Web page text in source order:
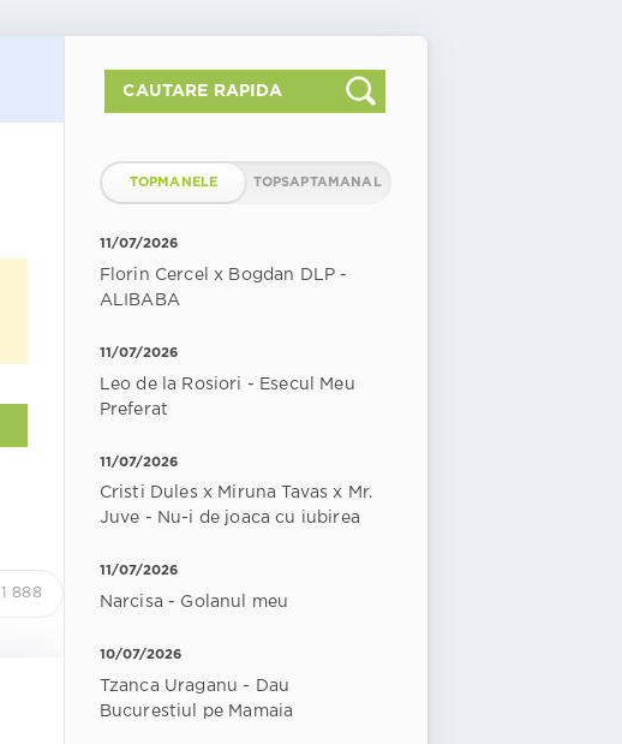
1 888
TOPMANELE TOPSAPTAMANAL
11/07/2026
Florin Cercel x Bogdan DLP -
ALIBABA
11/07/2026
Leo de la Rosiori - Esecul Meu
Preferat
11/07/2026
Cristi Dules x Miruna Tavas x Mr.
Juve - Nu-i de joaca cu iubirea
11/07/2026
Narcisa - Golanul meu
10/07/2026
Tzanca Uraganu - Dau
Bucurestiul pe Mamaia